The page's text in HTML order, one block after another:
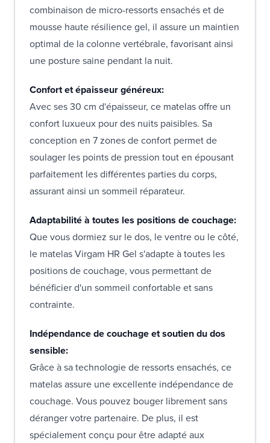
combinaison de micro-ressorts ensachés et de
mousse haute résilience gel, il assure un maintien
optimal de la colonne vertébrale, favorisant ainsi
une posture saine pendant la nuit.
Confort et épaisseur généreux:
Avec ses 30 cm d'épaisseur, ce matelas offre un
confort luxueux pour des nuits paisibles. Sa
conception en 7 zones de confort permet de
soulager les points de pression tout en épousant
parfaitement les différentes parties du corps,
assurant ainsi un sommeil réparateur.
Adaptabilité à toutes les positions de couchage:
Que vous dormiez sur le dos, le ventre ou le côté,
le matelas Virgam HR Gel s'adapte à toutes les
positions de couchage, vous permettant de
bénéficier d'un sommeil confortable et sans
contrainte.
Indépendance de couchage et soutien du dos
sensible:
Grâce à sa technologie de ressorts ensachés, ce
matelas assure une excellente indépendance de
couchage. Vous pouvez bouger librement sans
déranger votre partenaire. De plus, il est
spécialement conçu pour être adapté aux